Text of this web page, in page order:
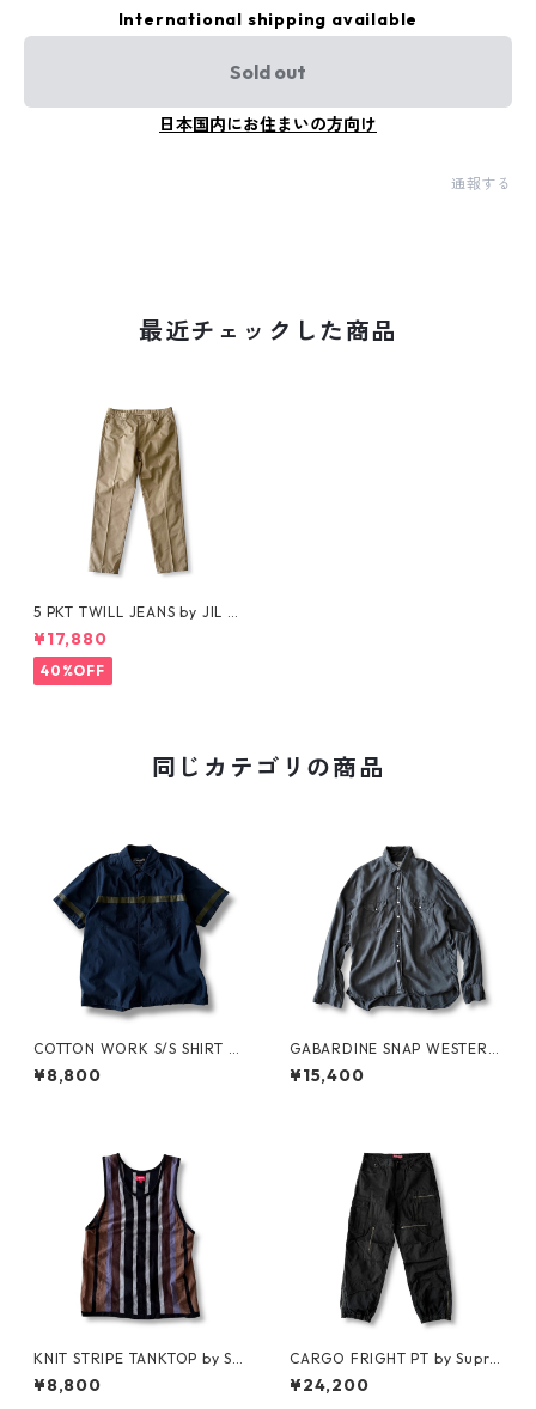
International shipping available
Sold out
日本国内にお住まいの方向け
通報する
最近チェックした商品
5 PKT TWILL JEANS by JIL SA
NDER
¥17,880
40%OFF
同じカテゴリの商品
COTTON WORK S/S SHIRT by
stussy
¥8,800
GABARDINE SNAP WESTERN
SHIRT by WYTHE
¥15,400
KNIT STRIPE TANKTOP by Su
preme
¥8,800
CARGO FRIGHT PT by Supre
me
¥24,200